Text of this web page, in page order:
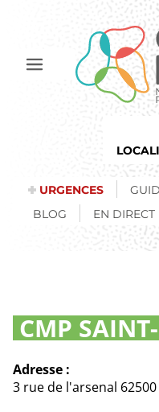
principal
Afficher
URGENCES
BLOG
EN
CMP
Adresse :
3 rue de l'arsenal